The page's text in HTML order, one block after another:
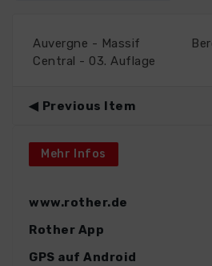
Auvergne - Massif
Central - 03. Auflage
Previous Item
Mehr Infos
www.rother.de
Rother App
GPS auf Android